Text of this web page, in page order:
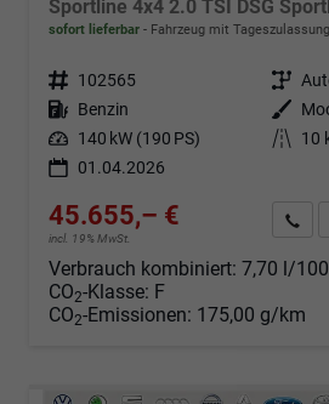
sofort lieferbar Fahrzeug mit Tageszulassung
Fahrzeugnr. 102565 Getriebe
Kraftstoff Benzin Außenfarbe
Leistung 140 kW (190 PS) Kilometerstand
10
01.04.2026
45.655,– €
incl. 19% MwSt.
Verbrauch kombiniert: 7,70 l/
CO2-Klasse: F
CO2-Emissionen: 175,00 g/km